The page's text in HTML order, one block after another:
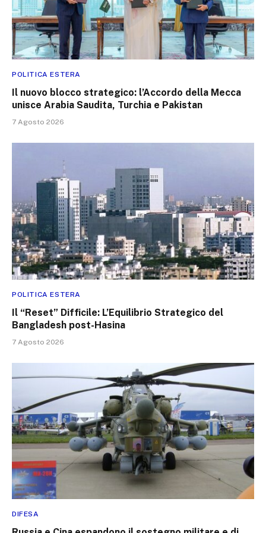
POLITICA ESTERA
Il nuovo blocco strategico: l’Accordo della Mecca
unisce Arabia Saudita, Turchia e Pakistan
7 Agosto 2026
POLITICA ESTERA
Il “Reset” Difficile: L’Equilibrio Strategico del
Bangladesh post-Hasina
7 Agosto 2026
DIFESA